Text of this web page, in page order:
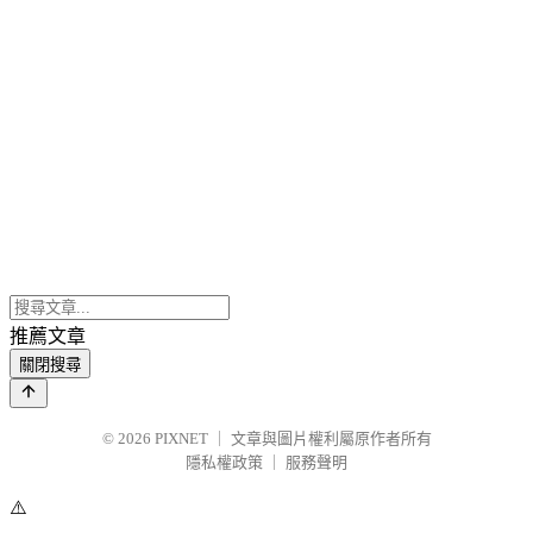
推薦文章
關閉搜尋
© 2026 PIXNET
文章與圖片權利屬原作者所有
隱私權政策
服務聲明
⚠️